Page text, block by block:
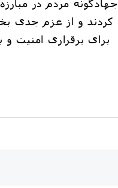
جهادگونه مردم در
کردند و از عزم جدی
برای برقراری امنیت و